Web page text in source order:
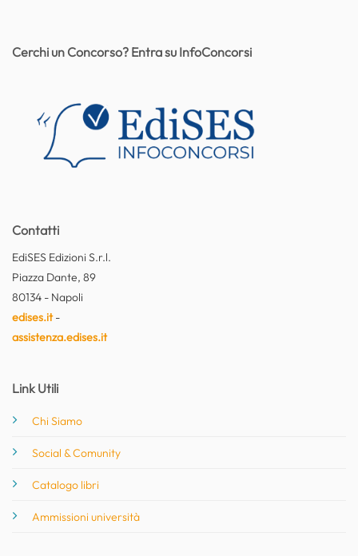
Contatti
EdiSES Edizioni S.r.l.
Piazza Dante, 89
80134 - Napoli
edises.it-
assistenza.edises.it
Link Utili
Chi Siamo
Social & Comunity
Catalogo libri
Ammissioni università
Cerchi un Concorso? Entra su InfoConcorsi